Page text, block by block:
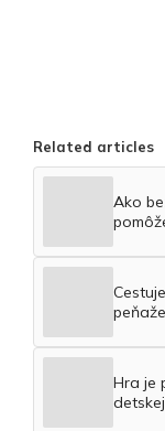
Related articles
Ako
Hra je